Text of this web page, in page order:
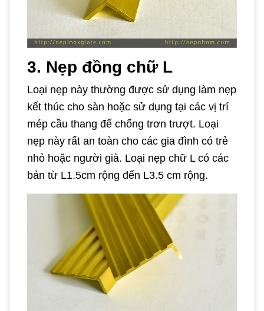
3. Nẹp đồng chữ L
Loại nẹp này thường được sử dụng làm nẹp
kết thúc cho sàn hoặc sử dụng tại các vị trí
mép cầu thang để chống trơn trượt. Loại
nẹp này rất an toàn cho các gia đình có trẻ
nhỏ hoặc người già. Loại nẹp chữ L có các
bản từ L1.5cm rộng đến L3.5 cm rộng.